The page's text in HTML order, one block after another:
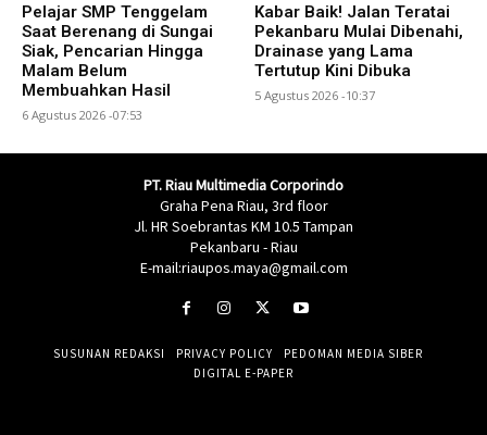
Pelajar SMP Tenggelam
Saat Berenang di Sungai
Siak, Pencarian Hingga
Malam Belum
Membuahkan Hasil
6 Agustus 2026 -07:53
Kabar Baik! Jalan Teratai
Pekanbaru Mulai Dibenahi,
Drainase yang Lama
Tertutup Kini Dibuka
5 Agustus 2026 -10:37
PT. Riau Multimedia Corporindo
Graha Pena Riau, 3rd floor
Jl. HR Soebrantas KM 10.5 Tampan
Pekanbaru - Riau
E-mail:riaupos.maya@gmail.com
SUSUNAN REDAKSI PRIVACY POLICY
PEDOMAN MEDIA SIBER
DIGITAL E-PAPER